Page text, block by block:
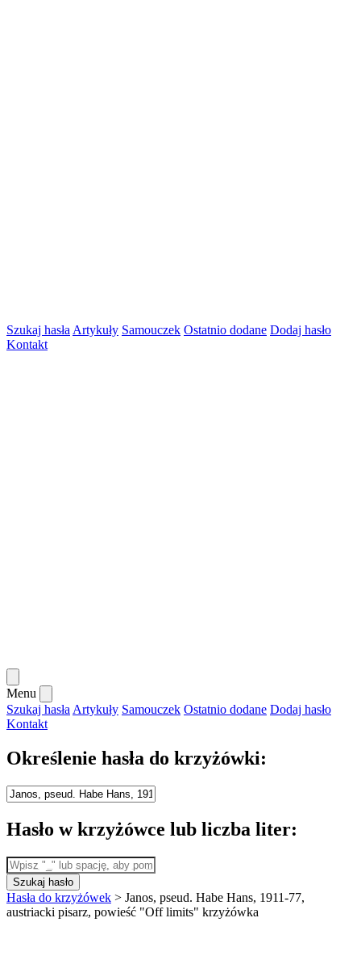
Szukaj hasła Artykuły Samouczek Ostatnio dodane Dodaj hasło
Kontakt
Menu
Szukaj hasła Artykuły Samouczek Ostatnio dodane Dodaj hasło
Kontakt
Określenie hasła do krzyżówki:
Hasło w krzyżówce lub liczba liter:
Szukaj hasło
Hasła do krzyżówek > Janos, pseud. Habe Hans, 1911-77,
austriacki pisarz, powieść "Off limits" krzyżówka